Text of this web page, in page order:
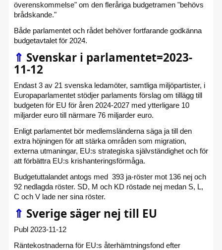
överenskommelse" om den fleråriga budgetramen "behövs
brådskande."
Både parlamentet och rådet behöver fortfarande godkänna
budgetavtalet för 2024.
⇑ Svenskar i parlamentet=2023-
11-12
Endast 3 av 21 svenska ledamöter, samtliga miljöpartister, i
Europaparlamentet stödjer parlaments förslag om tillägg till
budgeten för EU för åren 2024-2027 med ytterligare 10
miljarder euro till närmare 76 miljarder euro.
Enligt parlamentet bör medlemsländerna säga ja till den
extra höjningen för att stärka områden som migration,
externa utmaningar, EU:s strategiska självständighet och för
att förbättra EU:s krishanteringsförmåga.
Budgetuttalandet antogs med 393 ja-röster mot 136 nej och
92 nedlagda röster. SD, M och KD röstade nej medan S, L,
C och V lade ner sina röster.
⇑ Sverige säger nej till EU
Publ 2023-11-12
Räntekostnaderna för EU:s återhämtningsfond efter